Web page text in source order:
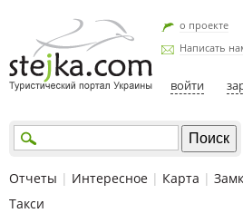
о проекте
Написать
войти
Отчеты | Интересное | Карта |
Такси